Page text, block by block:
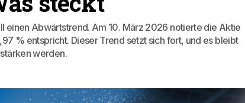
einen Abwärtstrend. Am 10. März 2026 notierte die Aktie
% entspricht. Dieser Trend setzt sich fort, und es bleibt
werden.